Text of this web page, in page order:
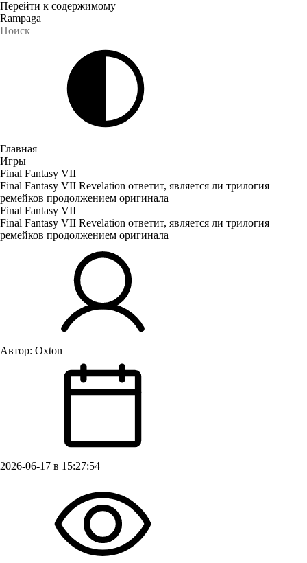
Перейти к содержимому
Rampaga
Главная
Игры
Final Fantasy VII
Final Fantasy VII Revelation ответит, является ли трилогия
ремейков продолжением оригинала
Final Fantasy VII
Final Fantasy VII Revelation ответит, является ли трилогия
ремейков продолжением оригинала
Автор: Oxton
2026-06-17 в 15:27:54